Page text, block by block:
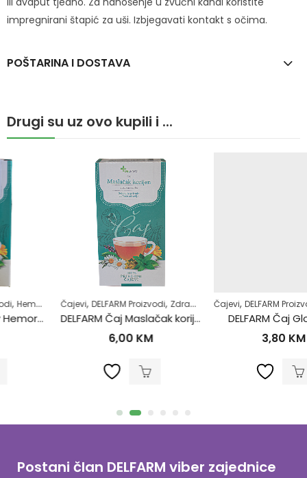
impregnirani štapić za uši. Izbjegavati kontakt s očima.
POŠTARINA I DOSTAVA
Drugi su uz ovo kupili i ...
Zdrav život
,Samoliječenje,Zdrav život
Čajevi,DELFARM Proizvodi,Zdrav život
DELFARM Čaj Maslačak korijen 50g
Čajevi,DELFARM Proizvodi,Samoliječenje
DELFARM Čaj Glog 50g
Postani član DELFARM viber zajednice